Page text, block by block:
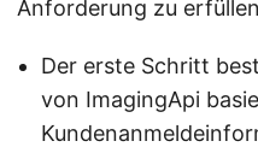
Anforderung zu
Der erste Schritt
von ImagingApi